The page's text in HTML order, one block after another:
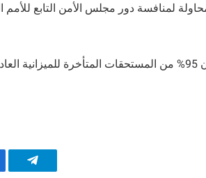
لمنافسة دور مجلس الأمن التابع
وأشار مسؤولون في الأمم المتحدة إلى أن 95% من المستحقات المتأخرة